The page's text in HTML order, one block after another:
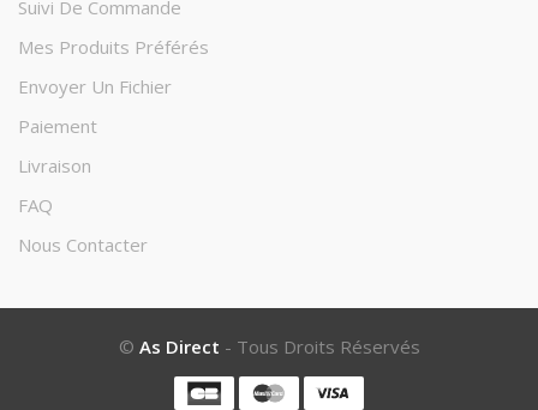
Suivi De Commande
Mes Produits Préférés
Envoyer Un Fichier
Paiement
Livraison
FAQ
Nous Contacter
© As Direct - Tous Droits Réservés